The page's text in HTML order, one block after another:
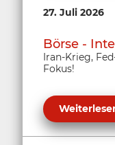
27. Juli 2026
Börse -
Iran-Krieg,
Fokus!